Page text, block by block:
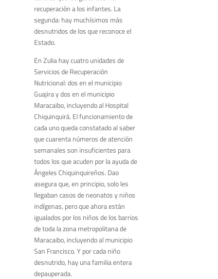
recuperación a los infantes. La
segunda: hay muchísimos más
desnutridos de los que reconoce el
Estado.
En Zulia hay cuatro unidades de
Servicios de Recuperación
Nutricional: dos en el municipio
Guajira y dos en el municipio
Maracaibo, incluyendo al Hospital
Chiquinquirá. El funcionamiento de
cada uno queda constatado al saber
que cuarenta números de atención
semanales son insuficientes para
todos los que acuden por la ayuda de
Ángeles Chiquinquireños. Dao
asegura que, en principio, solo les
llegaban casos de neonatos y niños
indígenas, pero que ahora están
igualados por los niños de los barrios
de toda la zona metropolitana de
Maracaibo, incluyendo al municipio
San Francisco. Y por cada niño
desnutrido, hay una familia entera
depauperada.